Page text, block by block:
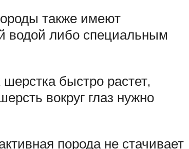
также имеют
водой либо специальным
быстро растет,
вокруг глаз нужно
порода не стачивает